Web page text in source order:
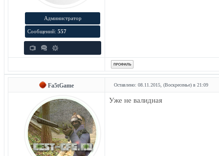
Администратор
Сообщений: 557
Fa5tGame Оставлено: 08.11.2015, (Воскресенье) в 21:09
Уже не валидная